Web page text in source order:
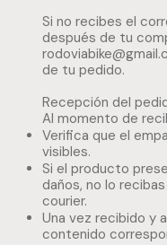
Si no recibes el
después de tu
de tu pedido.
Recepción del
Al momento de
Verifica que el
visibles.
Si el producto
daños, no lo
courier.
Una vez recibido y
contenido